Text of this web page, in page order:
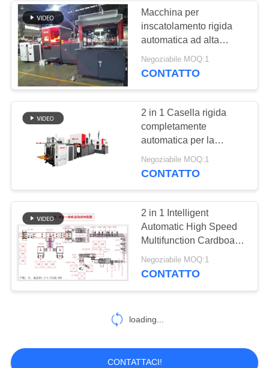
di regalo, scatole
cosmetiche
Macchina per
inscatolamento rigida
automatica ad alta
velocità intelligente
multifunzione
Negoziabile MOQ:1
CONTATTO
2 in 1 Casella rigida
completamente
automatica per la
realizzazione di
macchine multifunzione
Negoziabile MOQ:1
CONTATTO
2 in 1 Intelligent
Automatic High Speed
Multifunction Cardboard
rigid Box Making
Machine
Negoziabile MOQ:1
CONTATTO
loading...
CONTATTACI!